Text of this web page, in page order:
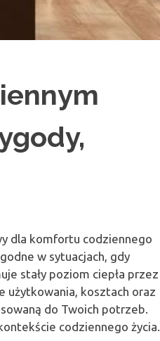
dla komfortu codziennego
w sytuacjach, gdy
stały poziom ciepła przez
użytkowania, kosztach oraz
do Twoich potrzeb.
codziennego życia.